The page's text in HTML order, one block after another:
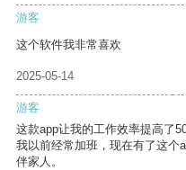
游客
这个软件我非常喜欢
2025-05-14
游客
这款app让我的工作效率提高了
我以前经常加班，现在有了这个
伴家人。